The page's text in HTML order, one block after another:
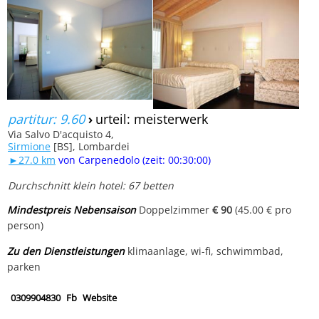
partitur: 9.60› urteil: meisterwerk
Via Salvo D'acquisto 4,
Sirmione [BS], Lombardei
►27.0 km von Carpenedolo (zeit: 00:30:00)
Durchschnitt klein hotel: 67 betten
Mindestpreis NebensaisonDoppelzimmer€ 90 (45.00 € pro
person)
Zu den Dienstleistungenklimaanlage, wi-fi, schwimmbad,
parken
0309904830 Fb Website